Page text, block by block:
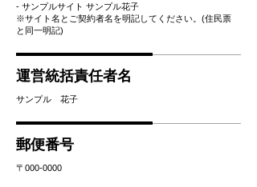
- サンプルサイト サンプル花子
※サイト名とご契約者名を明記してください。(住民票
と同一明記)
運営統括責任者名
サンプル 花子
郵便番号
〒000-0000